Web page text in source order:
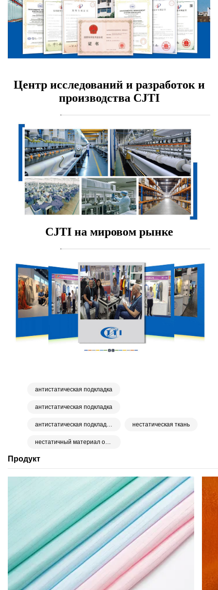
Продукт
Центр исследований и разработок и
производства CJTI
CJTI на мировом рынке
антистатическая подкладка
антистатическая подкладка
антистатическая подкладочная ткань нестатическая ткань
нестатичный материал одежды